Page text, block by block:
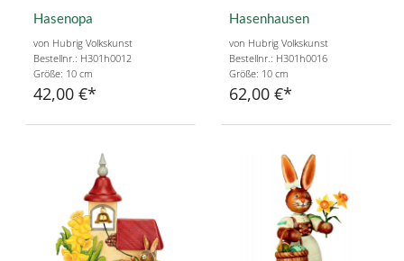
Hasenopa
von Hubrig Volkskunst
Bestellnr.: H301h0012
Größe: 10 cm
42,00 €
Hasenhausen
von Hubrig Volkskunst
Bestellnr.: H301h0016
Größe: 10 cm
62,00 €